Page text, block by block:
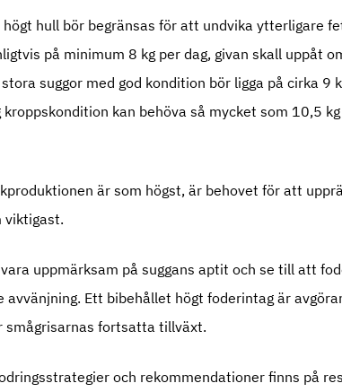
högt hull bör begränsas för att undvika ytterligare
på minimum 8 kg per dag, givan skall uppåt
suggor med god kondition bör ligga på cirka 9
kroppskondition kan behöva så mycket som 10,5
är som högst, är behovet för att
viktigast.
uppmärksam på suggans aptit och se till att
avvänjning. Ett bibehållet högt foderintag är
smågrisarnas fortsatta tillväxt.
och rekommendationer finns på